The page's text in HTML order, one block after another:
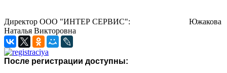
Директор ООО "ИНТЕР СЕРВИС":
Южакова
Наталья Викторовна
После регистрации доступны: